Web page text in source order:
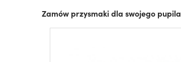
Zamów przysmaki dla swojego pupila